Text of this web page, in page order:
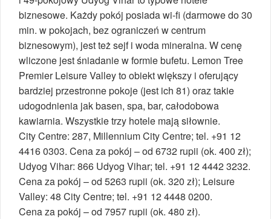
biznesowe. Każdy pokój posiada wi-fi (darmowe do 30
min. w pokojach, bez ograniczeń w centrum
biznesowym), jest też sejf i woda mineralna. W cenę
wliczone jest śniadanie w formie bufetu. Lemon Tree
Premier Leisure Valley to obiekt większy i oferujący
bardziej przestronne pokoje (jest ich 81) oraz takie
udogodnienia jak basen, spa, bar, całodobowa
kawiarnia. Wszystkie trzy hotele mają siłownie.
City Centre: 287, Millennium City Centre; tel. +91 12
4416 0303. Cena za pokój – od 6732 rupii (ok. 400 zł);
Udyog Vihar: 866 Udyog Vihar; tel. +91 12 4442 3232.
Cena za pokój – od 5263 rupii (ok. 320 zł); Leisure
Valley: 48 City Centre; tel. +91 12 4448 0200.
Cena za pokój – od 7957 rupii (ok. 480 zł).